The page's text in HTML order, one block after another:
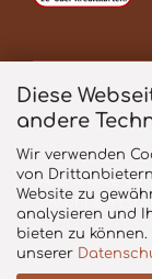
Diese
andere
Wir verwenden
von
Website zu
analysieren und
bieten zu
unserer
Alle Preise